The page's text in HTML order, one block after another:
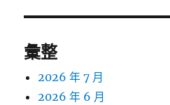
彙整
2026 年 7 月
2026 年 6 月